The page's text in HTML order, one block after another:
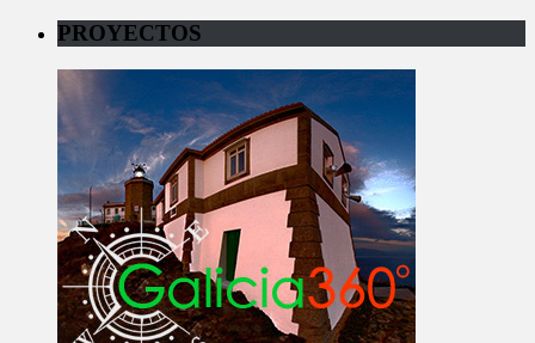
PROYECTOS